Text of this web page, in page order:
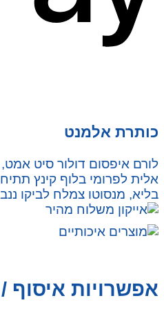
כותרת אלמנט
לורם איפסום דולור סיט אמט,
אלית לפרומי בלוף קינץ
בליא, מנסוטו צמלח לביקו
אפשרויות איסוף